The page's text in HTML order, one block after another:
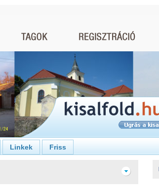
Linkek Friss